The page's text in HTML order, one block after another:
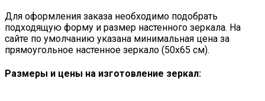
Для оформления заказа необходимо подобрать
подходящую форму и размер настенного зеркала. На
сайте по умолчанию указана минимальная цена за
прямоугольное настенное зеркало (50х65 см).
Размеры и цены на изготовление зеркал: